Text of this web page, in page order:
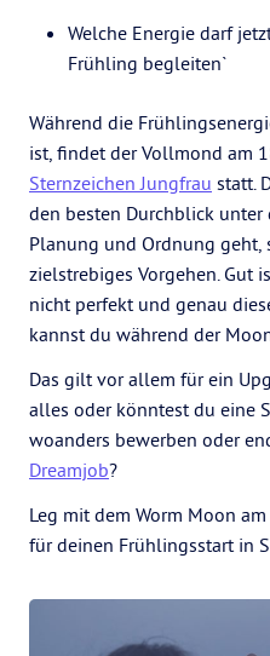
Welche Energie darf
Frühling begleiten`
Während die
ist, findet der Vollmond am
Sternzeichen Jungfrau statt.
den besten Durchblick unter
Planung und Ordnung geht,
zielstrebiges Vorgehen. Gut
nicht perfekt und genau
kannst du während der
Das gilt vor allem für ein
alles oder könntest du eine
woanders bewerben oder
Dreamjob?
Leg mit dem Worm Moon
für deinen Frühlingsstart in